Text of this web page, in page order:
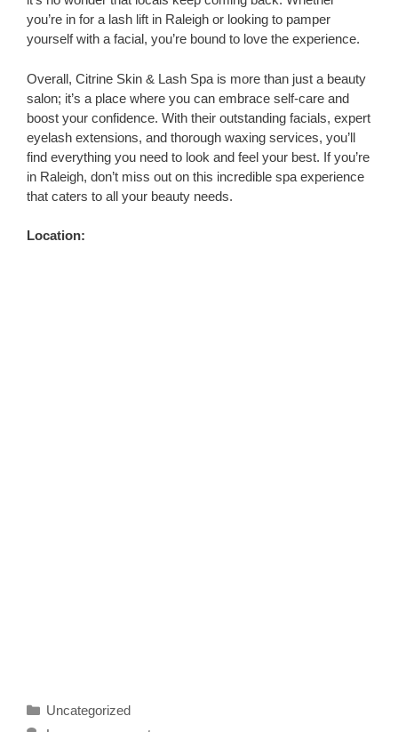
you’re in for a lash lift in Raleigh or looking to pamper
yourself with a facial, you’re bound to love the experience.
Overall, Citrine Skin & Lash Spa is more than just a beauty
salon; it’s a place where you can embrace self-care and
boost your confidence. With their outstanding facials, expert
eyelash extensions, and thorough waxing services, you’ll
find everything you need to look and feel your best. If you’re
in Raleigh, don’t miss out on this incredible spa experience
that caters to all your beauty needs.
Location:
Categories
Uncategorized